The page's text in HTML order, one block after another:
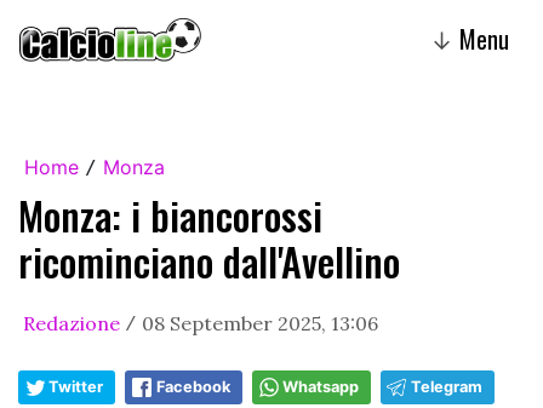
↓ Menu
Home / Monza
Monza: i biancorossi
ricominciano dall'Avellino
Redazione / 08 September 2025, 13:06
Twitter Facebook Whatsapp Telegram